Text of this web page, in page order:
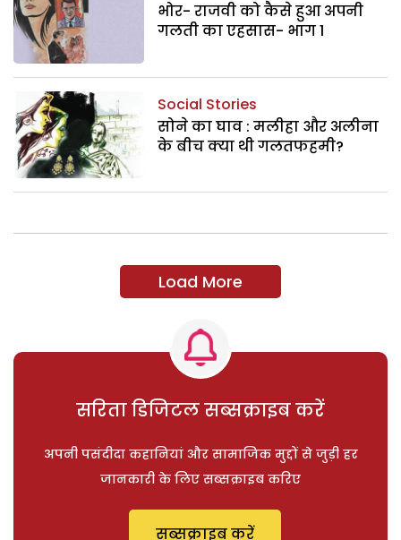
भोर- राजवी को कैसे हुआ अपनी
गलती का एहसास- भाग 1
Social Stories
सोने का घाव : मलीहा और अलीना
के बीच क्या थी गलतफहमी?
Load More
सरिता डिजिटल सब्सक्राइब करें
अपनी पसंदीदा कहानियां और सामाजिक मुद्दों से जुड़ी हर
जानकारी के लिए सब्सक्राइब करिए
सब्सक्राइब करें